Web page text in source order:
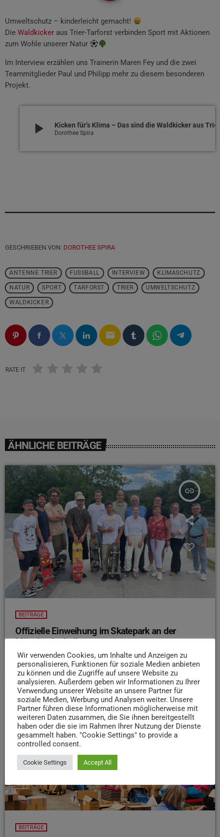
Umweltschutz – kinderleicht gemacht!
Die Waldkicker aus Trier-Tarforst verbinden Sport mit Aktionen
zum Wohle unserer Natur
Im Interview erzählen uns Trainerin Maren Fey und die zwei
Teammitglieder Paul und Philipp mehr zu diesem besonderen
Projekt.
play_arrow Dorothee Spira
GESCHRIEBEN VON: DOROTHEE SPIRA
ANTENNE TRIER FUSSBALL INTERVIEW KLIMASCHUTZ
NATUR SPORT TARFORST TRIER UMWELTSCHUTZ
WALDKICKER
email
RATE IT
ÄHNLICHE BEITRÄGE
insert_link
BEITRÄGE
Offizielle Einweihung im Skatepark an der
Mäusheckerhalle
today 7. AUGUST 2026 15
insert_link
BEITRÄGE
Wir verwenden Cookies, um Inhalte und Anzeigen zu
personalisieren, Funktionen für soziale Medien anbieten
zu können und die Zugriffe auf unsere Website zu
analysieren. Außerdem geben wir Informationen zu Ihrer
Verwendung unserer Website an unsere Partner für
soziale Medien, Werbung und Analysen weiter. Unsere
Partner führen diese Informationen möglicherweise mit
weiteren Daten zusammen, die Sie ihnen bereitgestellt
haben oder die sie im Rahmen Ihrer Nutzung der Dienste
gesammelt haben. "Cookie Settings" to provide a
controlled consent.
Cookie Settings Accept All